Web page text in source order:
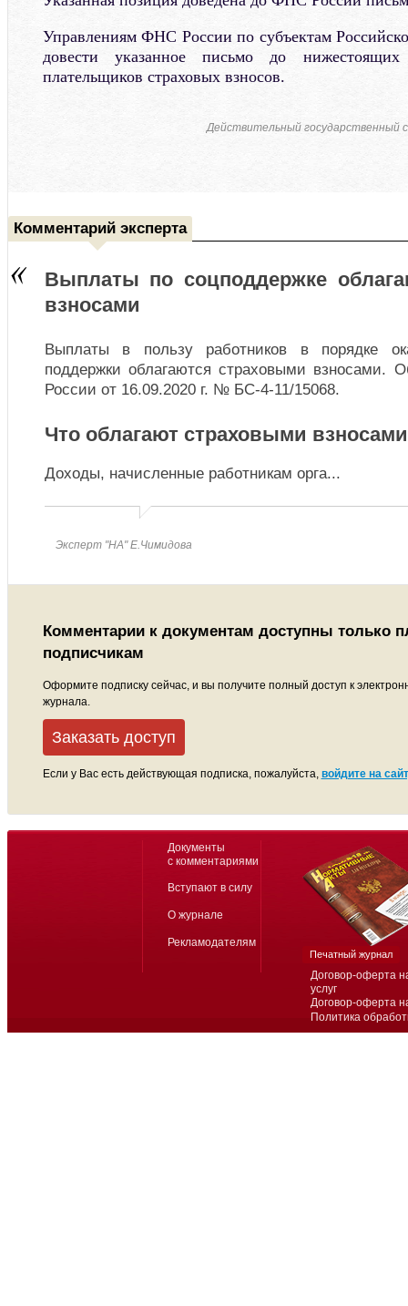
Управлениям ФНС России по субъектам
довести указанное письмо до
плательщиков страховых взносов.
Действительный государственный
Комментарий эксперта
Выплаты по соцподдержке
взносами
Выплаты в пользу работников в порядке
поддержки облагаются страховыми взносами.
России от 16.09.2020 г. № БС-4-11/15068.
Что облагают страховыми взносами
Доходы, начисленные работникам орга...
Эксперт "НА" Е.Чимидова
Комментарии к документам доступны только
подписчикам
Оформите подписку сейчас, и вы получите полный доступ к
журнала.
Заказать доступ
Если у Вас есть действующая подписка, пожалуйста, войдите на
Договор-оферта
услуг
Договор-оферта
Политика
Документы
с комментариями
Вступают в силу
О журнале
Рекламодателям
Печатный журнал